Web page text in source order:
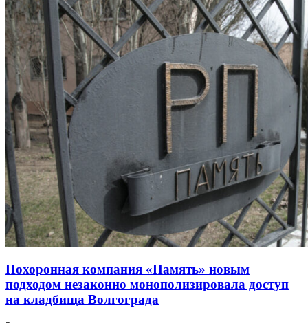
Похоронная компания «Память» новым
подходом незаконно монополизировала доступ
на кладбища Волгограда